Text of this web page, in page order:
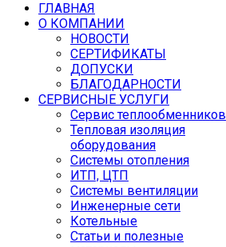
ГЛАВНАЯ
О КОМПАНИИ
НОВОСТИ
СЕРТИФИКАТЫ
ДОПУСКИ
БЛАГОДАРНОСТИ
СЕРВИСНЫЕ УСЛУГИ
Сервис теплообменников
Тепловая изоляция
оборудования
Системы отопления
ИТП, ЦТП
Системы вентиляции
Инженерные сети
Котельные
Статьи и полезные